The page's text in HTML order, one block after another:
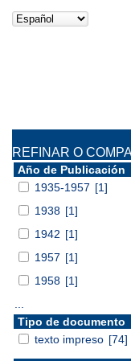
REFINAR O
Año de Publicación
1935-1957 [1]
1938 [1]
1942 [1]
1957 [1]
1958 [1]
Tipo de documento
texto impreso [74]